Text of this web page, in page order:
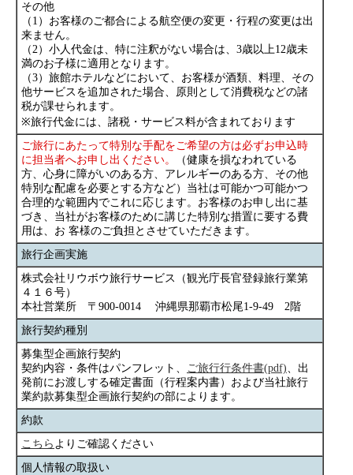
その他
（1）お客様のご都合による航空便の変更・行程の変更は出
来ません。
（2）小人代金は、特に注釈がない場合は、3歳以上12歳未
満のお子様に適用となります。
（3）旅館ホテルなどにおいて、お客様が酒類、料理、その
他サービスを追加された場合、原則として消費税などの諸
税が課せられます。
※旅行代金には、諸税・サービス料が含まれております
ご旅行にあたって特別な手配をご希望の方は必ずお申込時
に担当者へお申し出ください。
（健康を損なわれている
方、心身に障がいのある方、アレルギーのある方、その他
特別な配慮を必要とする方など）当社は可能かつ可能かつ
合理的な範囲内でこれに応じます。お客様のお申し出に基
づき、当社がお客様のために講じた特別な措置に要する費
用は、お 客様のご負担とさせていただきます。
旅行企画実施
株式会社リウボウ旅行サービス（観光庁長官登録旅行業第
４１６号）
本社営業所 〒900-0014 沖縄県那覇市松尾1-9-49 2階
旅行契約種別
募集型企画旅行契約
契約内容・条件はパンフレット、 ご旅行行条件書(pdf)、出
発前にお渡しする確定書面（行程案内書）および当社旅行
業約款募集型企画旅行契約の部によります。
約款
こちら よりご確認ください
個人情報の取扱い